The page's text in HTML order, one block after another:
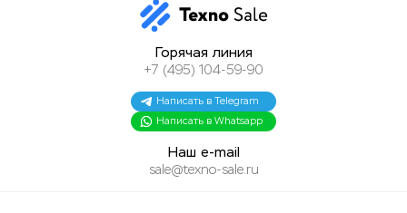
Горячая линия
+7 (495) 104-59-90
Написать в Telegram
Написать в Whatsapp
Наш e-mail
sale@texno-sale.ru